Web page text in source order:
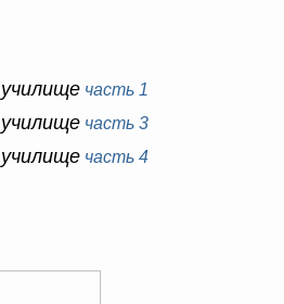
часть 1
часть 3
часть 4